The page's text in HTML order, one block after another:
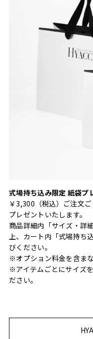
式場持ち込み限定 紙袋プ
￥3,300（税込）ご注文
プレゼントいたします。
商品詳細内「サイズ・詳
上、カート内「式場持ち
びください。
※オプション料金を含ま
※アイテムごとにサイズ
ださい。